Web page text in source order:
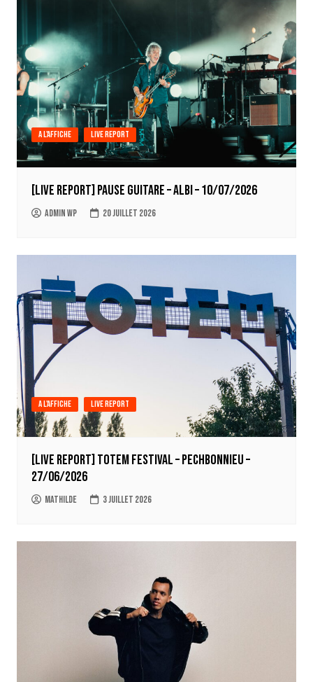
A l'affiche Live report
[LIVE REPORT] Pause Guitare – Albi – 10/07/2026
Admin WP 20 juillet 2026
A l'affiche Live report
[LIVE REPORT] Totem Festival – Pechbonnieu –
27/06/2026
Mathilde 3 juillet 2026